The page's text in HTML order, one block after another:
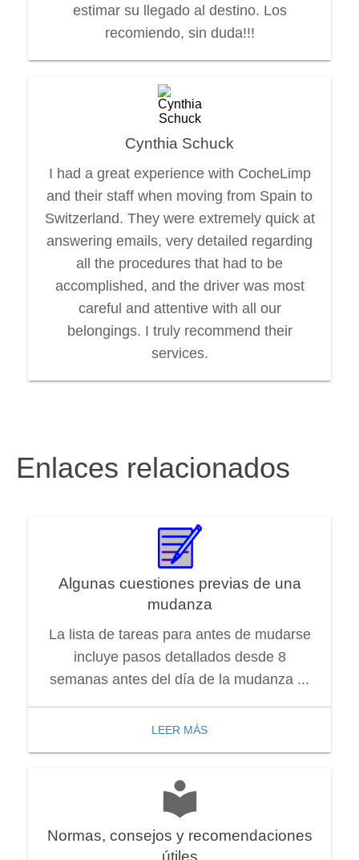
estimar su llegado al destino. Los
recomiendo, sin duda!!!
Cynthia Schuck
I had a great experience with CocheLimp
and their staff when moving from Spain to
Switzerland. They were extremely quick at
answering emails, very detailed regarding
all the procedures that had to be
accomplished, and the driver was most
careful and attentive with all our
belongings. I truly recommend their
services.
Enlaces relacionados
Algunas cuestiones previas de una
mudanza
La lista de tareas para antes de mudarse
incluye pasos detallados desde 8
semanas antes del día de la mudanza ...
LEER MÁS
Normas, consejos y recomendaciones
útiles